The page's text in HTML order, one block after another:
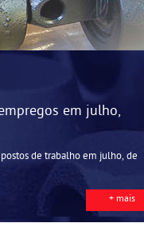
em julho,
de trabalho em julho, de
+ mais